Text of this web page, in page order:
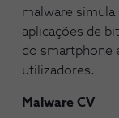
malware simula
aplicações de
do smartphone
utilizadores.
Malware CV